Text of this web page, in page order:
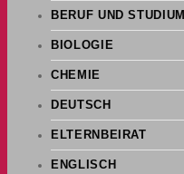
BERUF UND STUDIUM
BIOLOGIE
CHEMIE
DEUTSCH
ELTERNBEIRAT
ENGLISCH